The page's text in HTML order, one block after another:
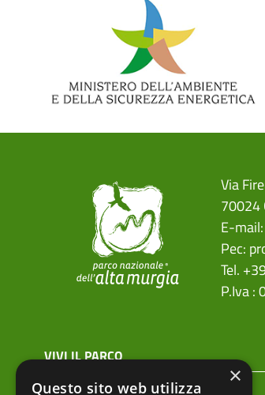
Via
70024
E-mail:
Pec:
Tel.
P.Iva :
menu top footer
VIVI IL PARCO
Prenota la tua visita
×
Questo sito web utilizza